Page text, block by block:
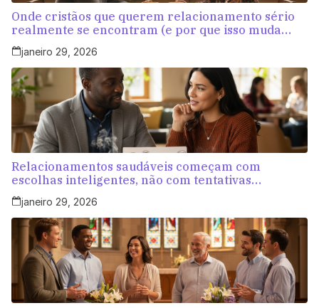
Onde cristãos que querem relacionamento sério
realmente se encontram (e por que isso muda
tudo)
janeiro 29, 2026
Relacionamentos saudáveis começam com
escolhas inteligentes, não com tentativas
aleatórias
janeiro 29, 2026